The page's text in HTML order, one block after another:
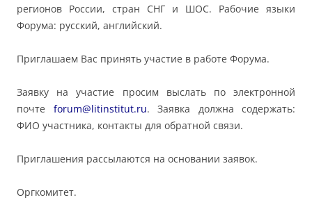
регионов России, стран СНГ и ШОС. Рабочие языки
Форума: русский, английский.
Приглашаем Вас принять участие в работе Форума.
Заявку на участие просим выслать по электронной
почте forum@litinstitut.ru. Заявка должна содержать:
ФИО участника, контакты для обратной связи.
Приглашения рассылаются на основании заявок.
Оргкомитет.